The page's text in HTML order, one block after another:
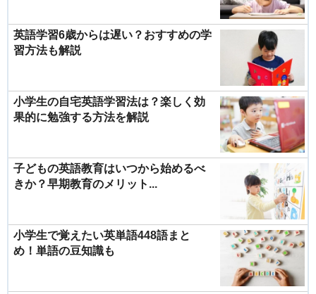
英語学習6歳からは遅い？おすすめの学
習方法も解説
小学生の自宅英語学習法は？楽しく効
果的に勉強する方法を解説
子どもの英語教育はいつから始めるべ
きか？早期教育のメリット...
小学生で覚えたい英単語448語まと
め！単語の豆知識も